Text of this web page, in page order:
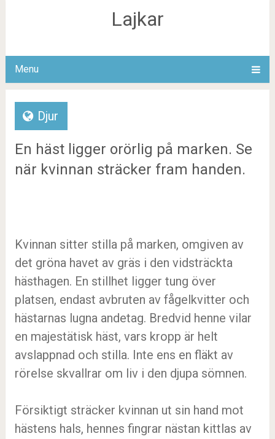
Lajkar
Menu
Djur
En häst ligger orörlig på marken. Se
när kvinnan sträcker fram handen.
Kvinnan sitter stilla på marken, omgiven av
det gröna havet av gräs i den vidsträckta
hästhagen. En stillhet ligger tung över
platsen, endast avbruten av fågelkvitter och
hästarnas lugna andetag. Bredvid henne vilar
en majestätisk häst, vars kropp är helt
avslappnad och stilla. Inte ens en fläkt av
rörelse skvallrar om liv i den djupa sömnen.
Försiktigt sträcker kvinnan ut sin hand mot
hästens hals, hennes fingrar nästan kittlas av